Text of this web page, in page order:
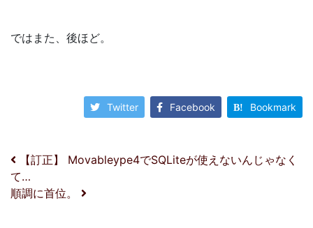
ではまた、後ほど。
Twitter Facebook Bookmark
投稿ナビゲーション
【訂正】 Movableype4でSQLiteが使えないんじゃなく
て…
順調に首位。